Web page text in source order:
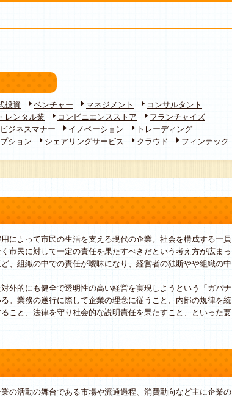
投資 ベンチャー マネジメント
コンサルタント
レンタル業 コンビニエンスストア
フランチャイズ
ビジネスマナー イノベーション
トレーディング
ション シェアリングサービス クラウド フィンテック
によって市民の生活を支える現代の企業。社会を構成する一員
市民に対して一定の責任を果たすべきだという考え方が広まっ
、組織の中での責任が曖昧になり、経営者の独断やや組織の中
外的にも健全で透明性の高い経営を実現しようという「ガバナ
。業務の遂行に際して企業の理念に従うこと、内部の規律を統
こと、法律を守り社会的な説明責任を果たすこと、といった要
の活動の舞台である市場や流通過程、消費動向など主に企業の